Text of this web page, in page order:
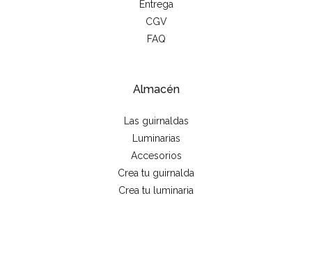
Entrega
CGV
FAQ
Almacén
Las guirnaldas
Luminarias
Accesorios
Crea tu guirnalda
Crea tu luminaria